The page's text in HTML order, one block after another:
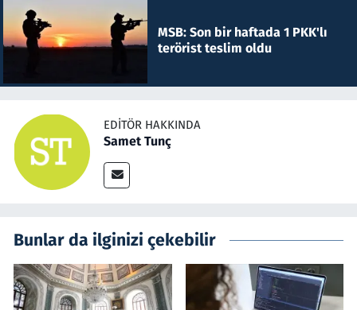
MSB: Son bir haftada 1 PKK'lı
terörist teslim oldu
EDITÖR HAKKINDA
Samet Tunç
Bunlar da ilginizi çekebilir